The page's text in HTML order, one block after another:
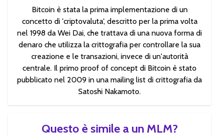
Bitcoin è stata la prima implementazione di un
concetto di 'criptovaluta', descritto per la prima volta
nel 1998 da Wei Dai, che trattava di una nuova forma di
denaro che utilizza la crittografia per controllare la sua
creazione e le transazioni, invece di un'autorità
centrale. Il primo proof of concept di Bitcoin è stato
pubblicato nel 2009 in una mailing list di crittografia da
Satoshi Nakamoto.
Questo è simile a un MLM?